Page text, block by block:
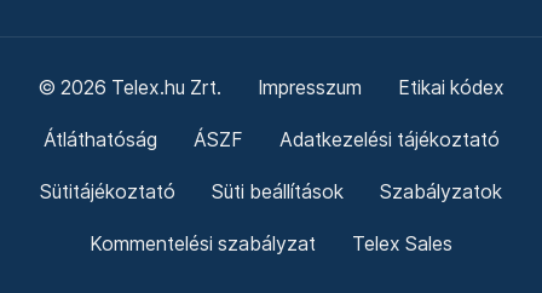
© 2026 Telex.hu Zrt. Impresszum Etikai kódex
Átláthatóság ÁSZF Adatkezelési tájékoztató
Sütitájékoztató Süti beállítások Szabályzatok
Kommentelési szabályzat Telex Sales